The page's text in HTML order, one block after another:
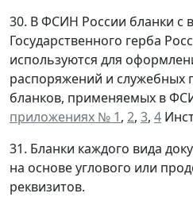
30. В ФСИН России бланки с
Государственного герба
используются для
распоряжений и служебных
бланков, применяемых в
приложениях № 1, 2, 3, 4
31. Бланки каждого вида
на основе углового или
реквизитов.